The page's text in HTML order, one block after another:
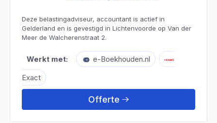
Deze belastingadviseur, accountant is actief in
Gelderland en is gevestigd in Lichtenvoorde op Van der
Meer de Walcherenstraat 2.
Werkt met:
e-Boekhouden.nl
Exact
Offerte